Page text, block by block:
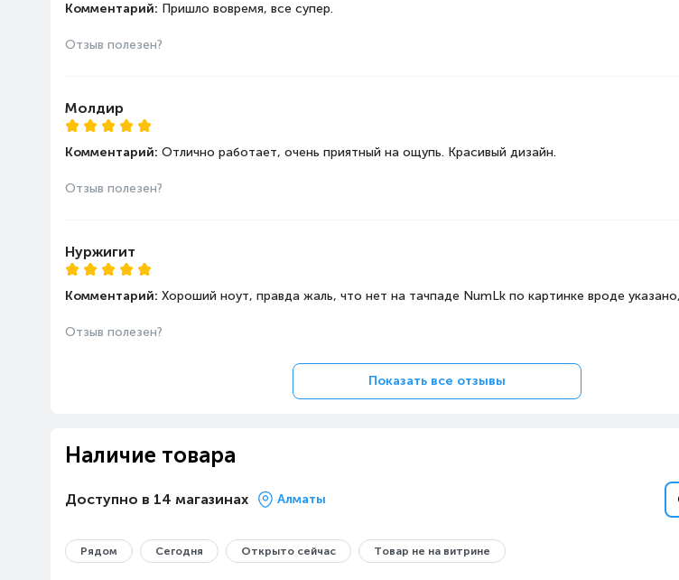
Габариты
характеристики
Комментарий: Пришло вовремя, все супер.
Отзыв полезен?
Молдир
Комментарий: Отлично работает, очень приятный на ощупь. Красивый дизайн.
Отзыв полезен?
Нуржигит
Комментарий: Хороший ноут, правда жаль, что нет на тачпаде NumLk по картинке вроде
Отзыв полезен?
Показать все отзывы
Наличие товара
Доступно в 14 магазинах Алматы
Рядом Сегодня Открыто сейчас Товар не на витрине